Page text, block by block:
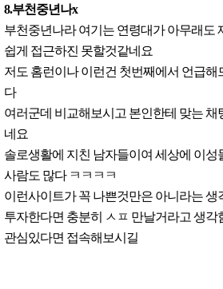
8.부천중년나x
부천중년나라 여기는 연령대가 아무래도
쉽게 접근하진 못할것같네요
저도 홈런이나 이런건 첫번째에서 언급해
다
여러군데 비교해보시고 본인한테 맞는 채
네요
솔로생활에 지친 남자들이여 세상에 이성
사람도 많다 ㅋㅋㅋㅋ
이런사이트가 꼭 나쁜것만은 아니라는 생
투자한다면 충분히 ㅅㅍ 만날거라고 생각
관심있다면 접속해보시길